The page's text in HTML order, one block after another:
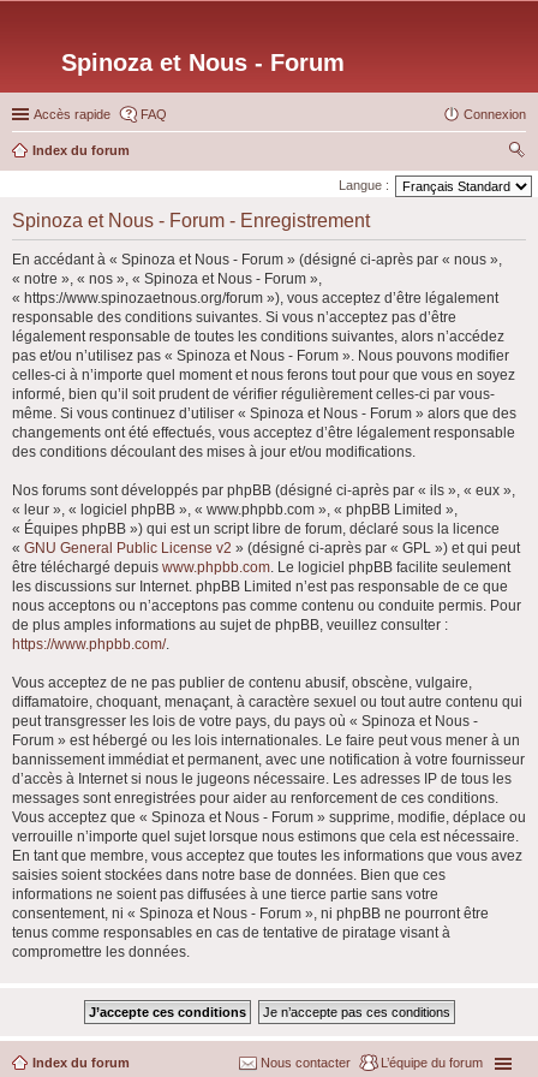
Spinoza et Nous - Forum
Accès rapide FAQ Connexion
Index du forum
ec
ch
Langue :
Spinoza et Nous - Forum - Enregistrement
En accédant à « Spinoza et Nous - Forum » (désigné ci-après par « nous »,
« notre », « nos », « Spinoza et Nous - Forum »,
« https://www.spinozaetnous.org/forum »), vous acceptez d’être légalement
responsable des conditions suivantes. Si vous n’acceptez pas d’être
légalement responsable de toutes les conditions suivantes, alors n’accédez
pas et/ou n’utilisez pas « Spinoza et Nous - Forum ». Nous pouvons modifier
celles-ci à n’importe quel moment et nous ferons tout pour que vous en soyez
informé, bien qu’il soit prudent de vérifier régulièrement celles-ci par vous-
même. Si vous continuez d’utiliser « Spinoza et Nous - Forum » alors que des
changements ont été effectués, vous acceptez d’être légalement responsable
des conditions découlant des mises à jour et/ou modifications.
Nos forums sont développés par phpBB (désigné ci-après par « ils », « eux »,
« leur », « logiciel phpBB », « www.phpbb.com », « phpBB Limited »,
« Équipes phpBB ») qui est un script libre de forum, déclaré sous la licence
« GNU General Public License v2 » (désigné ci-après par « GPL ») et qui peut
être téléchargé depuis www.phpbb.com. Le logiciel phpBB facilite seulement
les discussions sur Internet. phpBB Limited n’est pas responsable de ce que
nous acceptons ou n’acceptons pas comme contenu ou conduite permis. Pour
de plus amples informations au sujet de phpBB, veuillez consulter :
https://www.phpbb.com/.
Vous acceptez de ne pas publier de contenu abusif, obscène, vulgaire,
diffamatoire, choquant, menaçant, à caractère sexuel ou tout autre contenu qui
peut transgresser les lois de votre pays, du pays où « Spinoza et Nous -
Forum » est hébergé ou les lois internationales. Le faire peut vous mener à un
bannissement immédiat et permanent, avec une notification à votre fournisseur
d’accès à Internet si nous le jugeons nécessaire. Les adresses IP de tous les
messages sont enregistrées pour aider au renforcement de ces conditions.
Vous acceptez que « Spinoza et Nous - Forum » supprime, modifie, déplace ou
verrouille n’importe quel sujet lorsque nous estimons que cela est nécessaire.
En tant que membre, vous acceptez que toutes les informations que vous avez
saisies soient stockées dans notre base de données. Bien que ces
informations ne soient pas diffusées à une tierce partie sans votre
consentement, ni « Spinoza et Nous - Forum », ni phpBB ne pourront être
tenus comme responsables en cas de tentative de piratage visant à
compromettre les données.
Index du forum L’équipe du forum
Nous contacter